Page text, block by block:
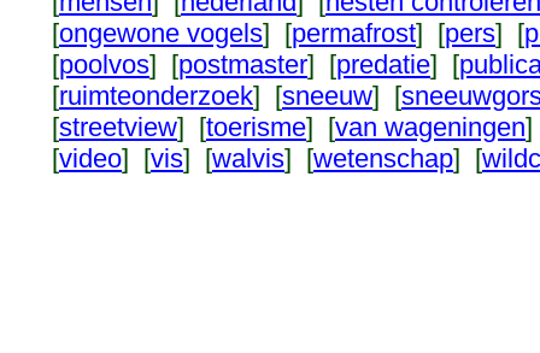
[ongewone vogels] [permafrost] [pers] [
[poolvos] [postmaster] [predatie] [
[ruimteonderzoek] [sneeuw] [
[streetview] [toerisme] [van wageningen
[video] [vis] [walvis] [wetenschap] [